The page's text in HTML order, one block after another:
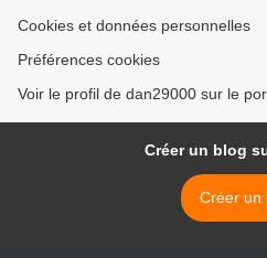
Cookies et données personnelles
Préférences cookies
Voir le profil de dan29000 sur le
Créer un blog
Créer un